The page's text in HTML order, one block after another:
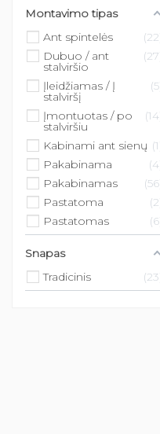
Montavimo tipas
Ant spintelės
22
Dubuo / ant
stalviršio
27
Įleidžiamas / Į
stalviršį
5
Įmontuotas / po
stalviršiu
14
Kabinami ant sienų
1
Pakabinama
4
Pakabinamas
56
Pastatoma
2
Pastatomas
6
Snapas
Tradicinis
23